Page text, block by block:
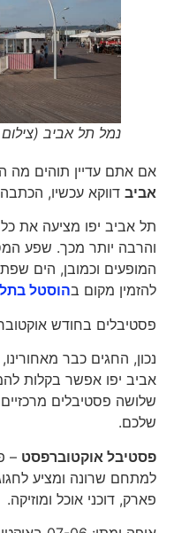
נמל תל אביב (צילום
אם אתם עדיין תוהים מה
אביבדווקא עכשיו, הכתבה
תל אביב יפו מציעה את
והרבה יותר מכך. שפע
המופעים וכמובן, הים
להזמין מקום בהוסטל בתל
פסטיבלים בחודש אוקטובר
נכון, החגים כבר
אביב יפו אפשר בקלות
שלושה פסטיבלים מרכזיים
שלכם.
פסטיבל אוקטוברפסט–
למתחם שרונה ומציע לחגוג
פארק, דוכני אוכל ומוזיקה.